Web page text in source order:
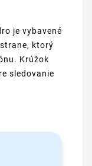
je vybavené
ktorý
Krúžok
sledovanie